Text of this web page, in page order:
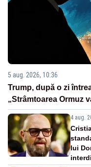
5 aug. 2026, 10:36
Trump, după o zi
„Strâmtoarea Ormuz
4 aug.
lui